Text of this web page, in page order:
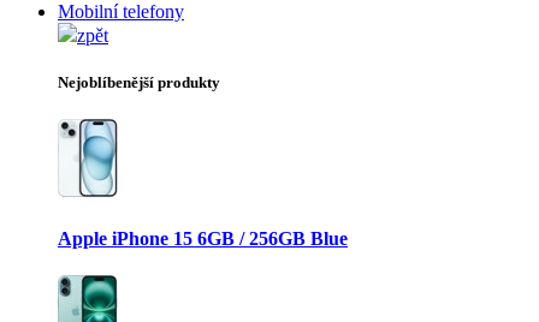
Mobilní telefony
zpět
Nejoblíbenější produkty
Apple iPhone 15 6GB / 256GB Blue